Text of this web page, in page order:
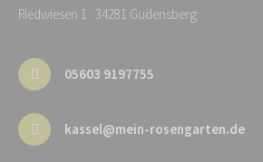
Riedwiesen 1 · 34281 Gudensberg
05603 9197755
kassel@mein-rosengarten.de